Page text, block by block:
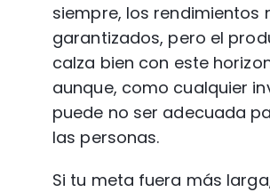
siempre, los rendimientos
garantizados, pero el
calza bien con este
aunque, como cualquier
puede no ser adecuada
las personas.
Si tu meta fuera más